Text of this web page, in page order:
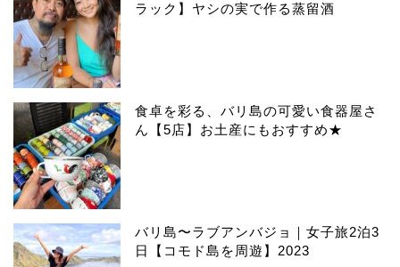
ラック】ヤシの実で作る蒸留酒
食卓を彩る、バリ島の可愛い食器屋さ
ん【5店】お土産にもおすすめ★
バリ島〜ラブアンバジョ｜女子旅2泊3
日【コモド島を周遊】2023